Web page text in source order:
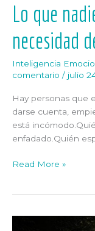
Lo que
necesidad
Inteligencia
comentario / julio
Hay personas que
darse cuenta,
está
enfadado.Quién
Read More »